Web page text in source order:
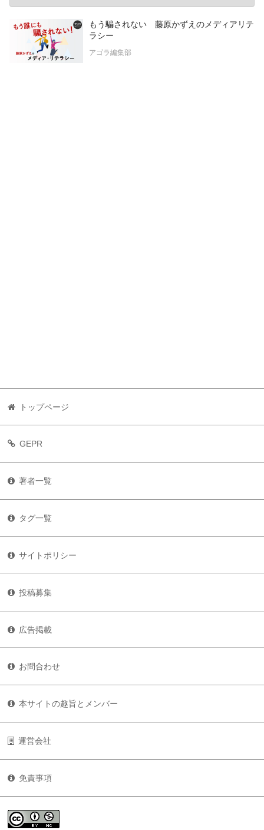
もう騙されない 藤原かずえのメディアリテ
ラシー
アゴラ編集部
トップページ
GEPR
著者一覧
タグ一覧
サイトポリシー
投稿募集
広告掲載
お問合わせ
本サイトの趣旨とメンバー
運営会社
免責事項